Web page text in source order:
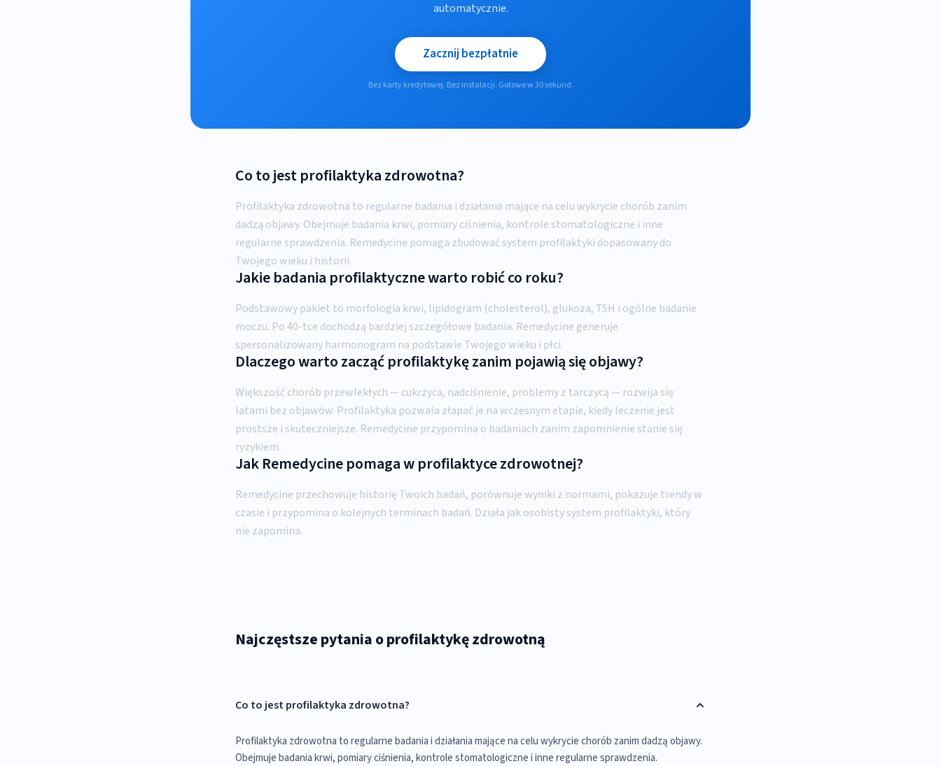
automatycznie.
Zacznij bezpłatnie
Bez karty kredytowej. Bez instalacji. Gotowe w 30 sekund.
Co to jest profilaktyka zdrowotna?
Profilaktyka zdrowotna to regularne badania i działania mające na celu wykrycie chorób zanim
dadzą objawy. Obejmuje badania krwi, pomiary ciśnienia, kontrole stomatologiczne i inne
regularne sprawdzenia. Remedycine pomaga zbudować system profilaktyki dopasowany do
Twojego wieku i historii.
Jakie badania profilaktyczne warto robić co roku?
Podstawowy pakiet to morfologia krwi, lipidogram (cholesterol), glukoza, TSH i ogólne badanie
moczu. Po 40-tce dochodzą bardziej szczegółowe badania. Remedycine generuje
spersonalizowany harmonogram na podstawie Twojego wieku i płci.
Dlaczego warto zacząć profilaktykę zanim pojawią się objawy?
Większość chorób przewlekłych — cukrzyca, nadciśnienie, problemy z tarczycą — rozwija się
latami bez objawów. Profilaktyka pozwala złapać je na wczesnym etapie, kiedy leczenie jest
prostsze i skuteczniejsze. Remedycine przypomina o badaniach zanim zapomnienie stanie się
ryzykiem.
Jak Remedycine pomaga w profilaktyce zdrowotnej?
Remedycine przechowuje historię Twoich badań, porównuje wyniki z normami, pokazuje trendy w
czasie i przypomina o kolejnych terminach badań. Działa jak osobisty system profilaktyki, który
nie zapomina.
Najczęstsze pytania o profilaktykę zdrowotną
Co to jest profilaktyka zdrowotna?
Profilaktyka zdrowotna to regularne badania i działania mające na celu wykrycie chorób zanim dadzą objawy.
Obejmuje badania krwi, pomiary ciśnienia, kontrole stomatologiczne i inne regularne sprawdzenia.